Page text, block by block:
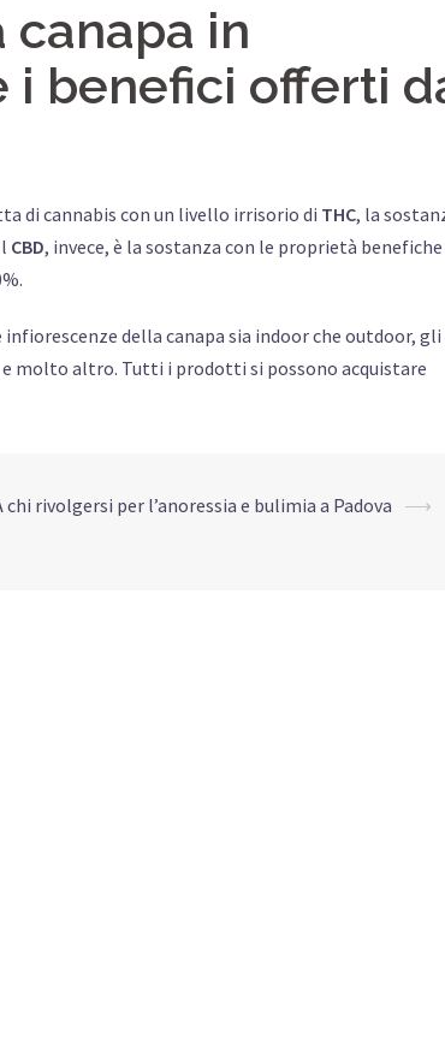
in
benefici offerti
di cannabis con un livello irrisorio di THC, la
CBD, invece, è la sostanza con le proprietà benefiche
della canapa sia indoor che outdoor,
molto altro. Tutti i prodotti si possono acquistare
chi rivolgersi per l’anoressia e bulimia a Padova ⟶